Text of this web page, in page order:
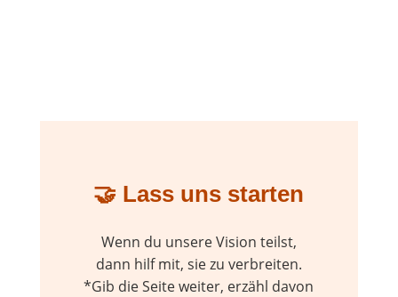
🤝 Lass uns starten
Wenn du unsere Vision teilst,
dann hilf mit, sie zu verbreiten.
*Gib die Seite weiter, erzähl davon